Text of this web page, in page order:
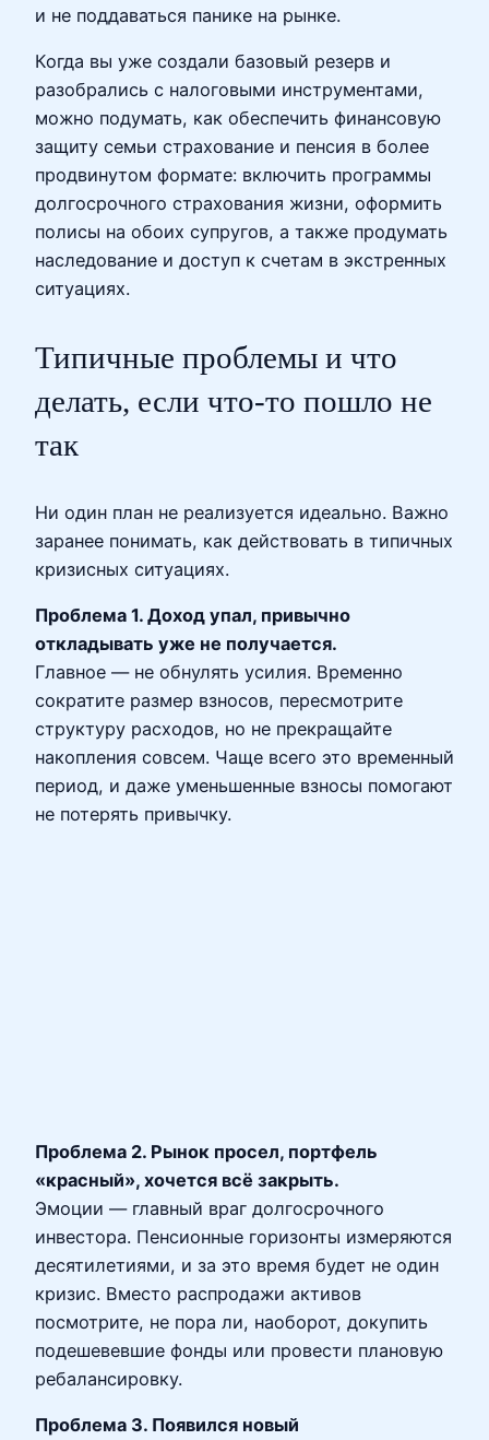
и не поддаваться панике на рынке.
Когда вы уже создали базовый резерв и
разобрались с налоговыми инструментами,
можно подумать, как обеспечить финансовую
защиту семьи страхование и пенсия в более
продвинутом формате: включить программы
долгосрочного страхования жизни, оформить
полисы на обоих супругов, а также продумать
наследование и доступ к счетам в экстренных
ситуациях.
Типичные проблемы и что
делать, если что‑то пошло не
так
Ни один план не реализуется идеально. Важно
заранее понимать, как действовать в типичных
кризисных ситуациях.
Проблема 1. Доход упал, привычно
откладывать уже не получается.
Главное — не обнулять усилия. Временно
сократите размер взносов, пересмотрите
структуру расходов, но не прекращайте
накопления совсем. Чаще всего это временный
период, и даже уменьшенные взносы помогают
не потерять привычку.
Проблема 2. Рынок просел, портфель
«красный», хочется всё закрыть.
Эмоции — главный враг долгосрочного
инвестора. Пенсионные горизонты измеряются
десятилетиями, и за это время будет не один
кризис. Вместо распродажи активов
посмотрите, не пора ли, наоборот, докупить
подешевевшие фонды или провести плановую
ребалансировку.
Проблема 3. Появился новый